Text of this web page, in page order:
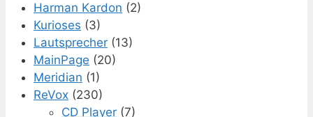
Harman Kardon (2)
Kurioses (3)
Lautsprecher (13)
MainPage (20)
Meridian (1)
ReVox (230)
CD Player (7)